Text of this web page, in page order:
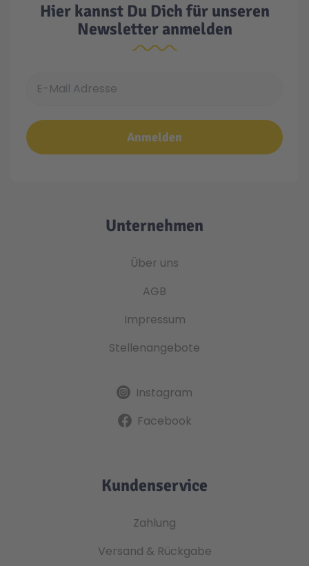
Hier kannst Du Dich für unseren
Newsletter anmelden
Anmelden
Unternehmen
Über uns
AGB
Impressum
Stellenangebote
Instagram
Facebook
Kundenservice
Zahlung
Versand & Rückgabe